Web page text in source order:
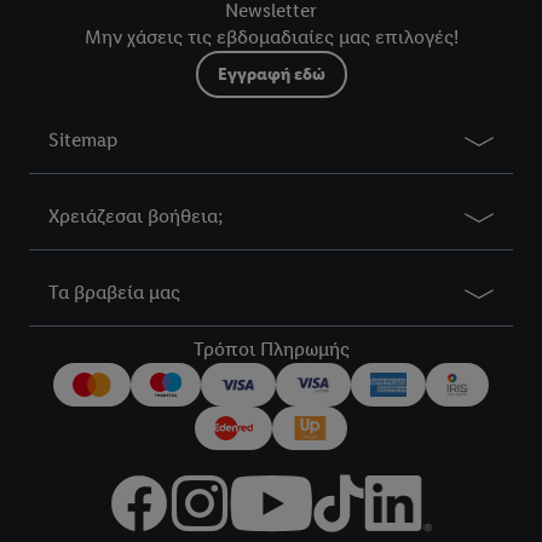
Newsletter
Μην χάσεις τις εβδομαδιαίες μας επιλογές!
Εγγραφή εδώ
Sitemap
Χρειάζεσαι βοήθεια;
Τα βραβεία μας
Τρόποι Πληρωμής